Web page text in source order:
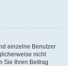
einzelne Benutzer
nicht
Sie Ihren Beitrag